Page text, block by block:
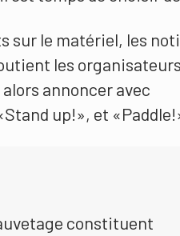
sur le matériel, les
les organisateurs
annoncer avec
up!», et
constituent